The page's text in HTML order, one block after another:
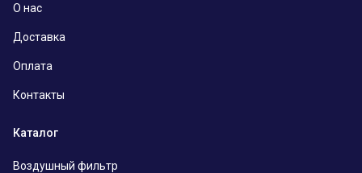
О нас
Доставка
Оплата
Контакты
Каталог
Воздушный фильтр